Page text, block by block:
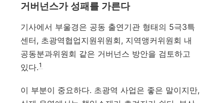
거버넌스가 성패를 가른다
기사에서 부울경은 공동 출연기관 형태의 5극3특
센터, 초광역협업지원위원회, 지역앵커위원회 내
공동분과위원회 같은 거버넌스 방안을 검토하고
있다.1
이 부분이 중요하다. 초광역 사업은 좋은 말이지만,